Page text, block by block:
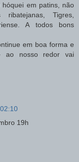
em patins, não
Tigres,
A todos bons
em boa forma e
ao nosso redor vai
19h